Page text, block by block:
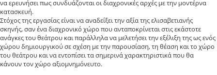
να ερευνήσει πως συνδυάζονται οι διαχρονικές αρχές με την μοντέρνα
κατασκευή.
Στόχος της εργασίας είναι να αναδείξει την αξία της ελισαβετιανής
σκηνής, σαν ένα διαχρονικό χώρο που ανταποκρίνεται στις εκάστοτε
ανάγκες του θεάτρου και παράλληλα να μελετήσει την εξέλιξη της ως ενός
χώρου δημιουργικού σε σχέση με την παρουσίαση, τη θέαση και το χώρο
του θεάτρου και να εντοπίσει τα σημερινά χαρακτηριστικά που θα
κάνουν τον χώρο αξιομνημόνευτο.